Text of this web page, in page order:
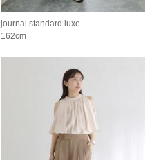
journal standard luxe
162cm